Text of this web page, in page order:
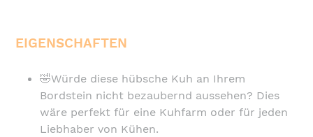
EIGENSCHAFTEN
🤣Würde diese hübsche Kuh an Ihrem
Bordstein nicht bezaubernd aussehen? Dies
wäre perfekt für eine Kuhfarm oder für jeden
Liebhaber von Kühen.